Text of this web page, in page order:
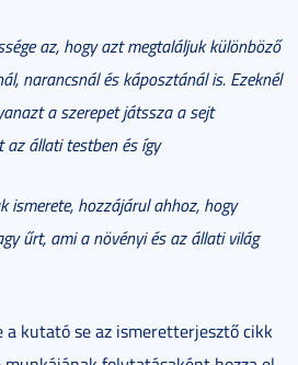
az, hogy azt megtaláljuk különböző
narancsnál és káposztánál is. Ezeknél
a szerepet játssza a sejt
az állati testben és így
ismerete, hozzájárul ahhoz, hogy
űrt, ami a növényi és az állati világ
a kutató se az ismeretterjesztő cikk